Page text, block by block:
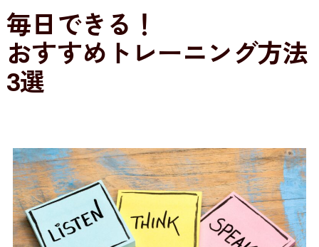
毎日できる！
おすすめトレーニング方法
3選